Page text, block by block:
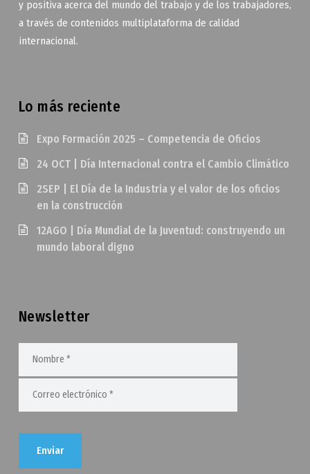
y positiva acerca del mundo del trabajo y de los trabajadores,
a través de contenidos multiplataforma de calidad
internacional.
Lo más reciente
Expo Formación 2025 – Competencia de Oficios
24 OCT | Día Internacional contra el Cambio Climático
2SEP | El Día de la Industria y el valor de los oficios
en la construcción
12AGO | Día Mundial de la Juventud: construyendo un
mundo laboral digno
Newsletter